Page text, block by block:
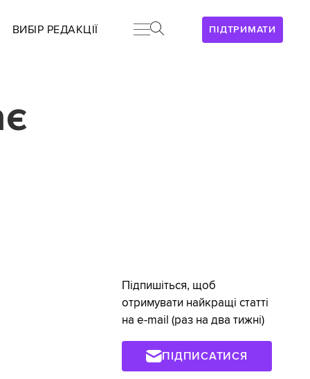
ПІДТРИМАТИ
ВИБІР РЕДАКЦІЇ
Підпишіться, щоб
отримувати найкращі статті
на e-mail (раз на два тижні)
ПІДПИСАТИСЯ